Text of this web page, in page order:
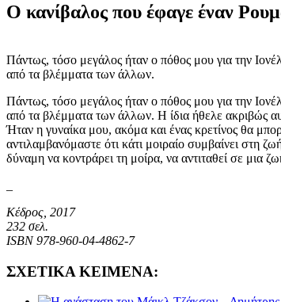
Ο κανίβαλος που έφαγε έναν
Πάντως, τόσο μεγάλος ήταν ο πόθος μου για την
από τα βλέμματα των άλλων.
Πάντως, τόσο μεγάλος ήταν ο πόθος μου για την
από τα βλέμματα των άλλων. Η ίδια ήθελε ακριβώς
Ήταν η γυναίκα μου, ακόμα και ένας κρετίνος θα
αντιλαμβανόμαστε ότι κάτι μοιραίο συμβαίνει στη
δύναμη να κοντράρει τη μοίρα, να αντιταθεί σε μια
Κέδρος , 2017
232 σελ.
ISBN 978-960-04-4862-7
ΣΧΕΤΙΚΑ ΚΕΙΜΕΝΑ: